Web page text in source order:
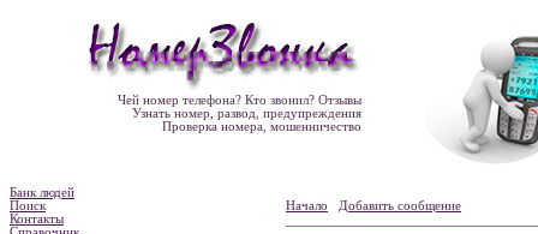
Чей номер телефона? Кто звонил? Отзывы
Узнать номер, развод, предупреждения
Проверка номера, мошенничество
Банк людей
Поиск
Контакты
Начало Добавить сообщение